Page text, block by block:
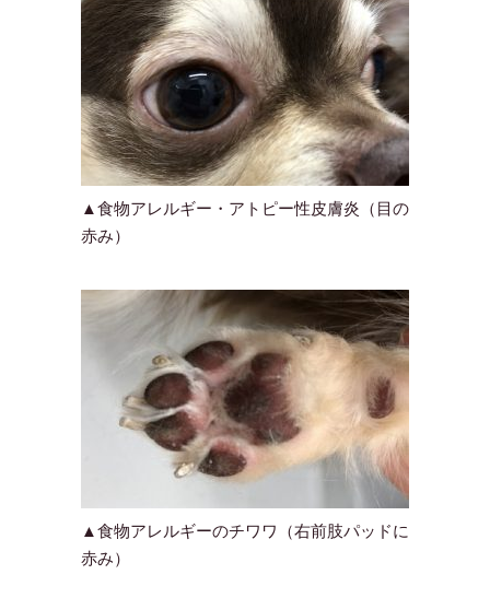
▲食物アレルギー・アトピー性皮膚炎（目の
赤み）
▲食物アレルギーのチワワ（右前肢パッドに
赤み）